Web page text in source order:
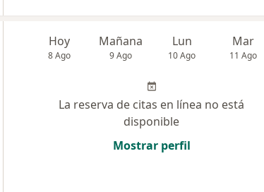
Hoy
8 Ago
Mañana
9 Ago
Lun
10 Ago
Mar
11 Ago
La reserva de citas en línea no está
disponible
Mostrar perfil